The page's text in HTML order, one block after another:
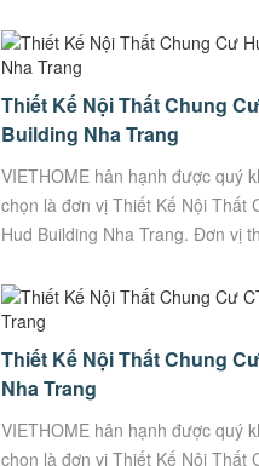
VietHome – Xưởng...
Thiết Kế Nội Thất Chung
Building Nha Trang
VIETHOME hân hạnh được quý
chọn là đơn vị Thiết Kế Nội Thất
Hud Building Nha Trang. Đơn vị
sản xuất...
Thiết Kế Nội Thất Chung
Nha Trang
VIETHOME hân hạnh được quý
chọn là đơn vị Thiết Kế Nội Thất